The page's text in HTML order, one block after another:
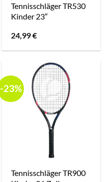
Tennisschläger TR530
Kinder 23″
24,99€
-23%
Tennisschläger TR900